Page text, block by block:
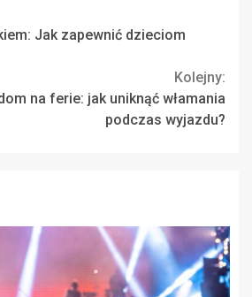
Jak zapewnić dzieciom
Kolejny:
na ferie: jak uniknąć włamania
podczas wyjazdu?